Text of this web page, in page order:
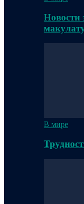
Новости
В мире